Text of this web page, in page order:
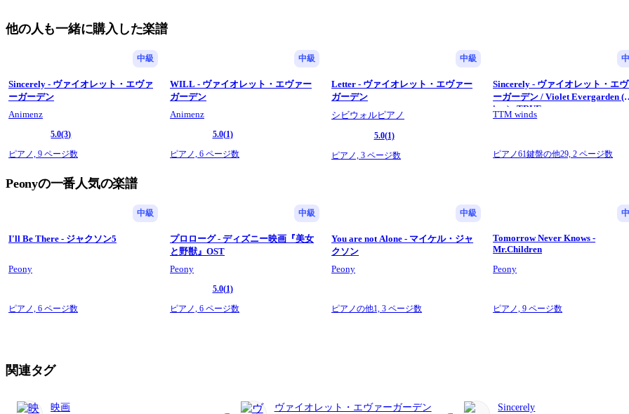
他の人も一緒に購入した楽譜
中級
Sincerely - ヴァイオレット・エヴァ
ーガーデン
Animenz
5.0(3)
ピアノ, 9 ページ数
中級
WILL - ヴァイオレット・エヴァー
ガーデン
Animenz
5.0(1)
ピアノ,6 ページ数
中級
Letter - ヴァイオレット・エヴァー
ガーデン
シビウォルピアノ
5.0(1)
ピアノ,3 ページ数
Sincerely - ヴァイオレット・エ
ーガーデン / Violet Evergarden
inst) - TRUE
TTM winds
ピアノ61鍵盤の他29,2 ページ数
Peonyの一番人気の楽譜
中級
I'll Be There - ジャクソン5
Peony
ピアノ, 6 ページ数
中級
プロローグ - ディズニー映画『美女
と野獣』OST
Peony
5.0(1)
ピアノ,6 ページ数
中級
You are not Alone - マイケル・ジャ
クソン
Peony
ピアノの他1,3 ページ数
Tomorrow Never Knows -
Mr.Children
Peony
ピアノ,9 ページ数
関連タグ
映画 ヴァイオレット・エヴァーガーデン Sincerely